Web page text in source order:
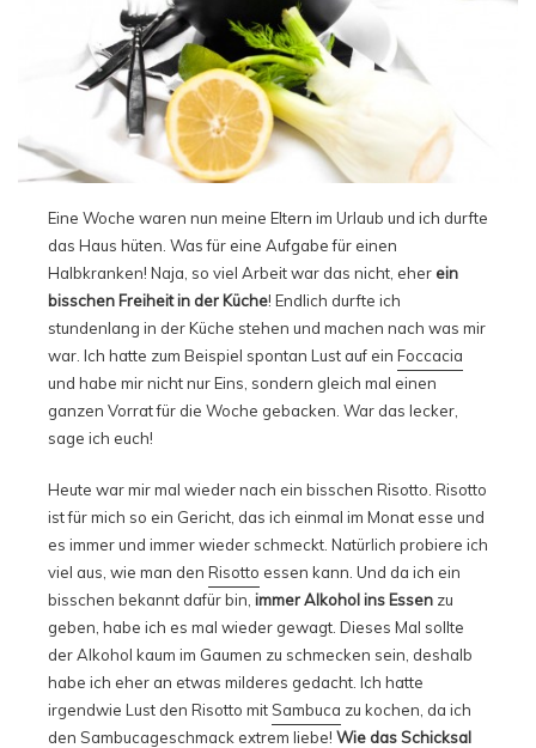
Eine Woche waren nun meine Eltern im Urlaub und ich durfte
das Haus hüten. Was für eine Aufgabe für einen
Halbkranken! Naja, so viel Arbeit war das nicht, eher ein
bisschen Freiheit in der Küche! Endlich durfte ich
stundenlang in der Küche stehen und machen nach was mir
war. Ich hatte zum Beispiel spontan Lust auf ein Foccacia
und habe mir nicht nur Eins, sondern gleich mal einen
ganzen Vorrat für die Woche gebacken. War das lecker,
sage ich euch!
Heute war mir mal wieder nach ein bisschen Risotto. Risotto
ist für mich so ein Gericht, das ich einmal im Monat esse und
es immer und immer wieder schmeckt. Natürlich probiere ich
viel aus, wie man den Risotto essen kann. Und da ich ein
bisschen bekannt dafür bin, immer Alkohol ins Essen zu
geben, habe ich es mal wieder gewagt. Dieses Mal sollte
der Alkohol kaum im Gaumen zu schmecken sein, deshalb
habe ich eher an etwas milderes gedacht. Ich hatte
irgendwie Lust den Risotto mitSambuca zu kochen, da ich
den Sambucageschmack extrem liebe! Wie das Schicksal